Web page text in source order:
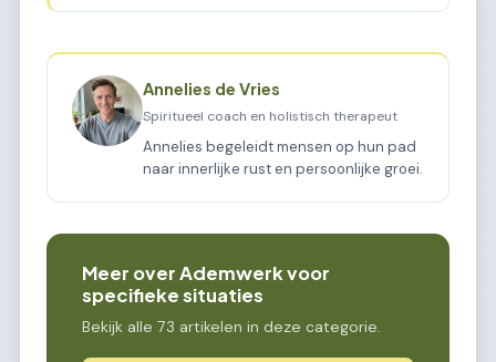
Annelies de Vries
Spiritueel coach en holistisch therapeut
Annelies begeleidt mensen op hun pad
naar innerlijke rust en persoonlijke groei.
Meer over Ademwerk voor
specifieke situaties
Bekijk alle 73 artikelen in deze categorie.